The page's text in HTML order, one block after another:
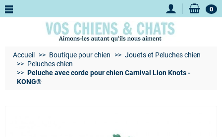
0
Accueil Boutique pour chien
Jouets et Peluches chien
Peluches chien
Peluche avec corde pour chien Carnival Lion Knots -
KONG®